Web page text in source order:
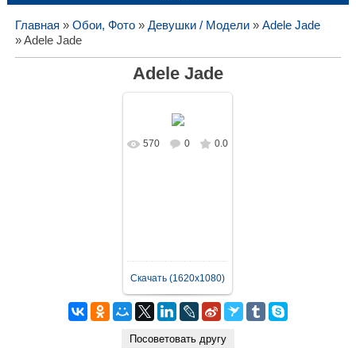
Главная » Обои, Фото» Девушки / Модели» Adele Jade
» Adele Jade
Adele Jade
В реальном
570 0 0.0
Скачать (1620x1080)